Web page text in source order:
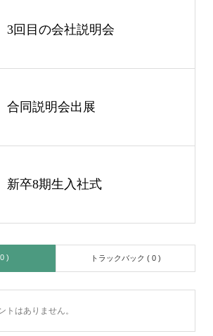
3回目の会社説明会
合同説明会出展
新卒8期生入社式
) トラックバック ( 0 )
トはありません。